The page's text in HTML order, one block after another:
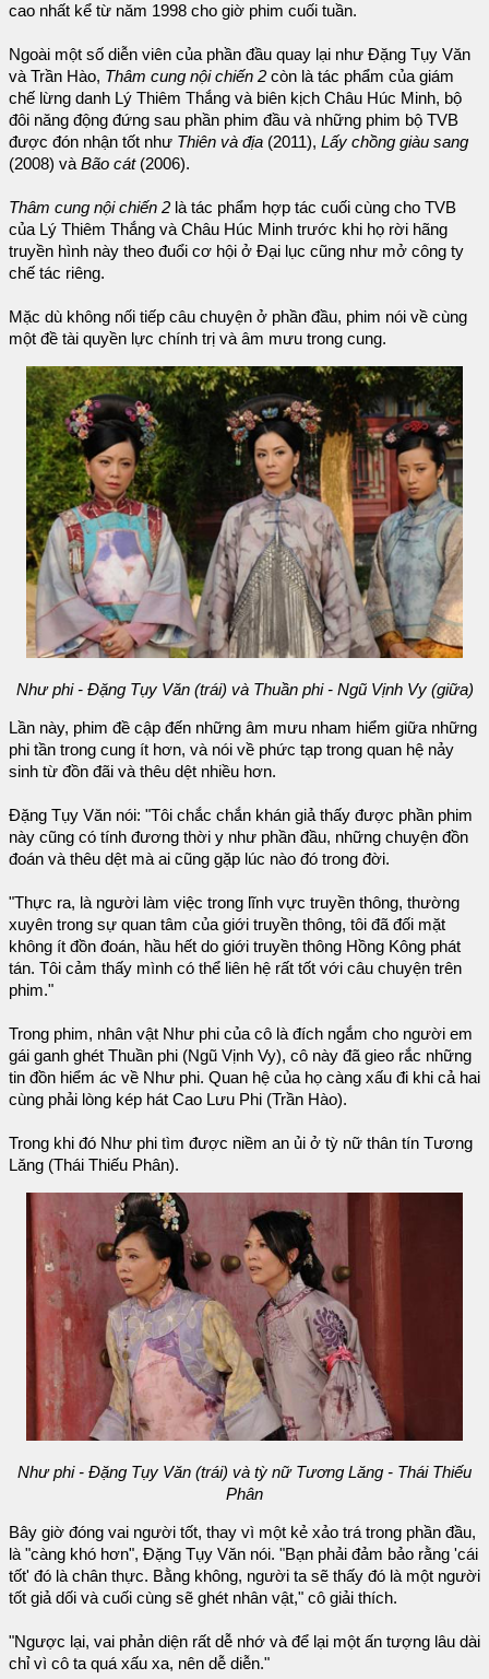
cao nhất kể từ năm 1998 cho giờ phim cuối tuần.
Ngoài một số diễn viên của phần đầu quay lại như Đặng Tụy Văn
và Trần Hào, Thâm cung nội chiến 2 còn là tác phẩm của giám
chế lừng danh Lý Thiêm Thắng và biên kịch Châu Húc Minh, bộ
đôi năng động đứng sau phần phim đầu và những phim bộ TVB
được đón nhận tốt như Thiên và địa (2011), Lấy chồng giàu sang
(2008) vàBão cát(2006).
Thâm cung nội chiến 2 là tác phẩm hợp tác cuối cùng cho TVB
của Lý Thiêm Thắng và Châu Húc Minh trước khi họ rời hãng
truyền hình này theo đuổi cơ hội ở Đại lục cũng như mở công ty
chế tác riêng.
Mặc dù không nối tiếp câu chuyện ở phần đầu, phim nói về cùng
một đề tài quyền lực chính trị và âm mưu trong cung.
Như phi - Đặng Tụy Văn (trái) và Thuần phi - Ngũ Vịnh Vy (giữa)
Lần này, phim đề cập đến những âm mưu nham hiểm giữa những
phi tần trong cung ít hơn, và nói về phức tạp trong quan hệ nảy
sinh từ đồn đãi và thêu dệt nhiều hơn.
Đặng Tụy Văn nói: "Tôi chắc chắn khán giả thấy được phần phim
này cũng có tính đương thời y như phần đầu, những chuyện đồn
đoán và thêu dệt mà ai cũng gặp lúc nào đó trong đời.
"Thực ra, là người làm việc trong lĩnh vực truyền thông, thường
xuyên trong sự quan tâm của giới truyền thông, tôi đã đối mặt
không ít đồn đoán, hầu hết do giới truyền thông Hồng Kông phát
tán. Tôi cảm thấy mình có thể liên hệ rất tốt với câu chuyện trên
phim."
Trong phim, nhân vật Như phi của cô là đích ngắm cho người em
gái ganh ghét Thuần phi (Ngũ Vịnh Vy), cô này đã gieo rắc những
tin đồn hiểm ác về Như phi. Quan hệ của họ càng xấu đi khi cả hai
cùng phải lòng kép hát Cao Lưu Phi (Trần Hào).
Trong khi đó Như phi tìm được niềm an ủi ở tỳ nữ thân tín Tương
Lăng (Thái Thiếu Phân).
Như phi - Đặng Tụy Văn (trái) và tỳ nữ Tương Lăng - Thái Thiếu
Phân
Bây giờ đóng vai người tốt, thay vì một kẻ xảo trá trong phần đầu,
là "càng khó hơn", Đặng Tụy Văn nói. "Bạn phải đảm bảo rằng 'cái
tốt' đó là chân thực. Bằng không, người ta sẽ thấy đó là một người
tốt giả dối và cuối cùng sẽ ghét nhân vật," cô giải thích.
"Ngược lại, vai phản diện rất dễ nhớ và để lại một ấn tượng lâu dài
chỉ vì cô ta quá xấu xa, nên dễ diễn."